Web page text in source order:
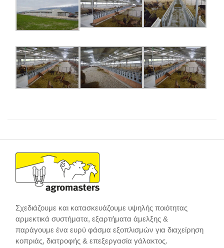
Σχεδιάζουμε και κατασκευάζουμε υψηλής ποιότητας
αρμεκτικά συστήματα, εξαρτήματα άμελξης &
παράγουμε ένα ευρύ φάσμα εξοπλισμών για διαχείρηση
κοπριάς, διατροφής & επεξεργασία γάλακτος.